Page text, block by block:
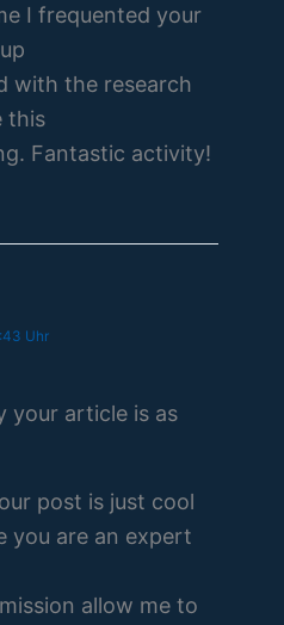
I frequented your
with the research
this
Fantastic activity!
Uhr
your article is as
post is just cool
you are an expert
allow me to